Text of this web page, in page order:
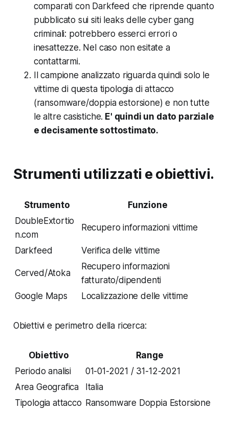
comparati con Darkfeed che riprende quanto
pubblicato sui siti leaks delle cyber gang
criminali: potrebbero esserci errori o
inesattezze. Nel caso non esitate a
contattarmi.
Il campione analizzato riguarda quindi solo le
vittime di questa tipologia di attacco
(ransomware/doppia estorsione) e non tutte
le altre casistiche. E' quindi un dato parziale
e decisamente sottostimato.
Strumenti utilizzati e obiettivi.
Strumento
Funzione
DoubleExtortio
n.com
Recupero informazioni vittime
Darkfeed Verifica delle vittime
Cerved/Atoka
Recupero informazioni
fatturato/dipendenti
Google Maps
Localizzazione delle vittime
Obiettivi e perimetro della ricerca:
Obiettivo
Range
Periodo analisi
01-01-2021 / 31-12-2021
Area Geografica
Italia
Tipologia attacco Ransomware Doppia Estorsione